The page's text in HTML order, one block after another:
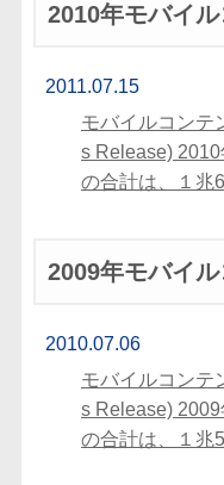
2010年モバイ
2011.07.15
モバイルコンテ
s Release)
の合計は、１兆
2009年モバイ
2010.07.06
モバイルコンテ
s Release)
の合計は、１兆